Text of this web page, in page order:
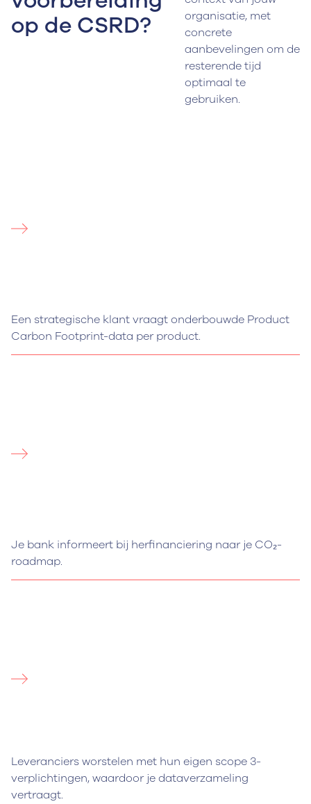
op de CSRD?
organisatie, met
concrete
aanbevelingen om de
resterende tijd
optimaal te
gebruiken.
Een strategische klant vraagt onderbouwde Product
Carbon Footprint-data per product.
Je bank informeert bij herfinanciering naar je CO₂-
roadmap.
Leveranciers worstelen met hun eigen scope 3-
verplichtingen, waardoor je dataverzameling
vertraagt.